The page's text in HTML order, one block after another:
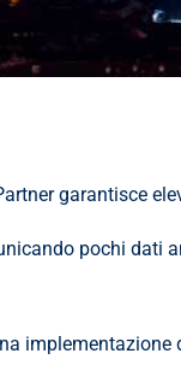
garantisce
pochi